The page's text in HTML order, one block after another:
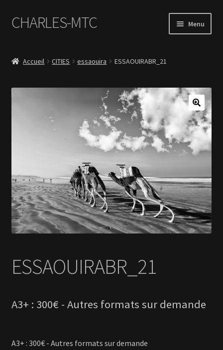
Aller
à
navigation
Aller
au
CHARLES-MTC Menu
Le Book Portfolio
Accueil CITIES essaouira ESSAOUIRABR_21
A3+ : 300€ - Autres formats sur demande